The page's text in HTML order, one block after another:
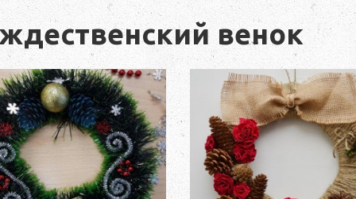
венок